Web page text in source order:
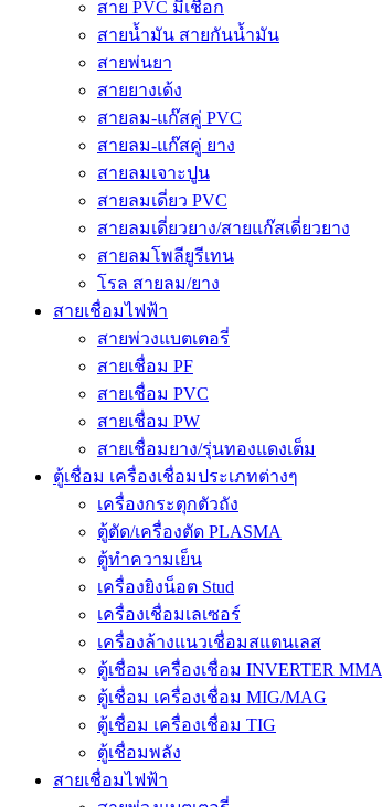
สาย PVC มีเชือก
สายน้ำมัน สายกันน้ำมัน
สายพ่นยา
สายยางเด้ง
สายลม-แก๊สคู่ PVC
สายลม-แก๊สคู่ ยาง
สายลมเจาะปูน
สายลมเดี่ยว PVC
สายลมเดี่ยวยาง/สายแก๊สเดี่ยวยาง
สายลมโพลียูรีเทน
โรล สายลม/ยาง
สายเชื่อมไฟฟ้า
สายพ่วงแบตเตอรี่
สายเชื่อม PF
สายเชื่อม PVC
สายเชื่อม PW
สายเชื่อมยาง/รุ่นทองแดงเต็ม
ตู้เชื่อม เครื่องเชื่อมประเภทต่างๆ
เครื่องกระตุกตัวถัง
ตู้ตัด/เครื่องตัด PLASMA
ตู้ทำความเย็น
เครื่องยิงน็อต Stud
เครื่องเชื่อมเลเซอร์
เครื่องล้างแนวเชื่อมสแตนเลส
ตู้เชื่อม เครื่องเชื่อม INVERTER MMA
ตู้เชื่อม เครื่องเชื่อม MIG/MAG
ตู้เชื่อม เครื่องเชื่อม TIG
ตู้เชื่อมพลัง
สายเชื่อมไฟฟ้า